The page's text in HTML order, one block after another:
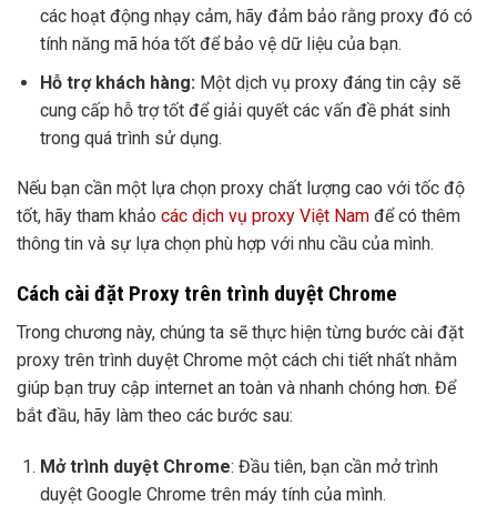
các hoạt động nhạy cảm, hãy đảm bảo rằng proxy đó có
tính năng mã hóa tốt để bảo vệ dữ liệu của bạn.
Hỗ trợ khách hàng: Một dịch vụ proxy đáng tin cậy sẽ
cung cấp hỗ trợ tốt để giải quyết các vấn đề phát sinh
trong quá trình sử dụng.
Nếu bạn cần một lựa chọn proxy chất lượng cao với tốc độ
tốt, hãy tham khảo các dịch vụ proxy Việt Nam để có thêm
thông tin và sự lựa chọn phù hợp với nhu cầu của mình.
Cách cài đặt Proxy trên trình duyệt Chrome
Trong chương này, chúng ta sẽ thực hiện từng bước cài đặt
proxy trên trình duyệt Chrome một cách chi tiết nhất nhằm
giúp bạn truy cập internet an toàn và nhanh chóng hơn. Để
bắt đầu, hãy làm theo các bước sau:
Mở trình duyệt Chrome: Đầu tiên, bạn cần mở trình
duyệt Google Chrome trên máy tính của mình.